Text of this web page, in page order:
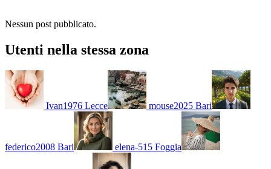
Nessun post pubblicato.
Utenti nella stessa zona
Ivan1976 Lecce mouse2025 Bari
federico2008 Bari elena-515 Foggia